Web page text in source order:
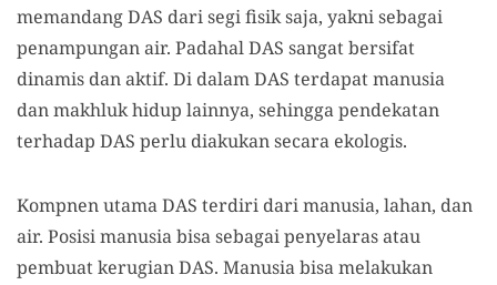
memandang DAS dari segi fisik saja, yakni sebagai
penampungan air. Padahal DAS sangat bersifat
dinamis dan aktif. Di dalam DAS terdapat manusia
dan makhluk hidup lainnya, sehingga pendekatan
terhadap DAS perlu diakukan secara ekologis.
Kompnen utama DAS terdiri dari manusia, lahan, dan
air. Posisi manusia bisa sebagai penyelaras atau
pembuat kerugian DAS. Manusia bisa melakukan